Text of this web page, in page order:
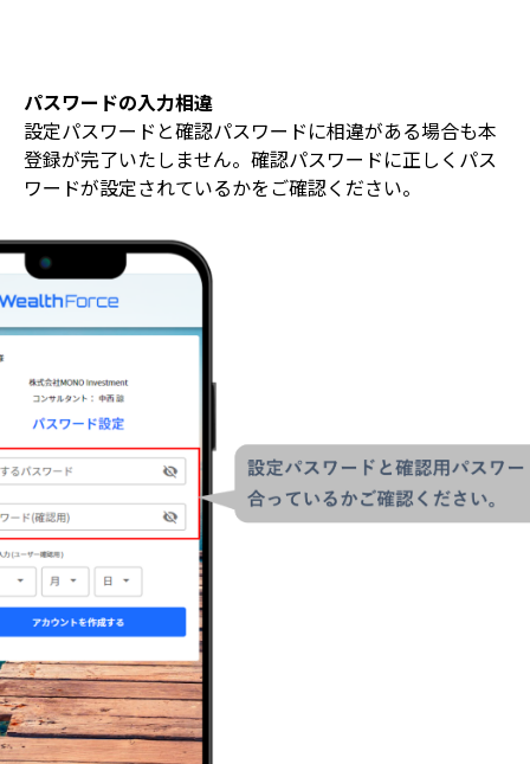
パスワードの入力相違
設定パスワードと確認パスワードに相違がある場合も本
登録が完了いたしません。確認パスワードに正しくパス